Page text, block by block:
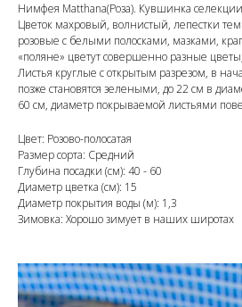
Нимфея Matthana(Роза). Кувшинка
Цветок махровый, волнистый, лепестки
розовые с белыми полосками, мазками,
«поляне» цветут совершенно разные
Листья круглые с открытым разрезом, в
позже становятся зелеными, до 22 см в
60 см, диаметр покрываемой листьями
Цвет: Розово-полосатая
Размер сорта: Средний
Глубина посадки (см): 40 - 60
Диаметр цветка (см): 15
Диаметр покрытия воды (м): 1,3
Зимовка: Хорошо зимует в наших широтах